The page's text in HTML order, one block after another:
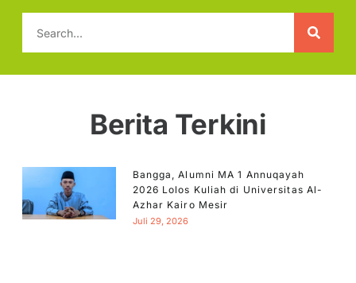
Berita Terkini
Bangga, Alumni MA 1 Annuqayah
2026 Lolos Kuliah di Universitas Al-
Azhar Kairo Mesir
Juli 29, 2026